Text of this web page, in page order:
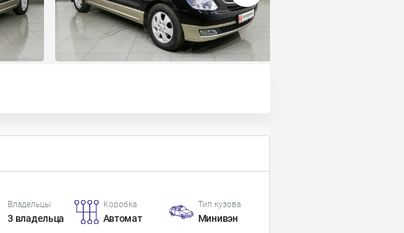
Владельцы
3 владельца
Коробка
Автомат
Тип кузова
Минивэн